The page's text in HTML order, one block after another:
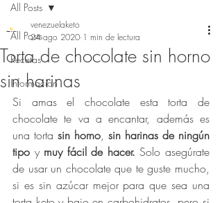
All Posts
Recetas
Información
All Posts
Torta de chocolate sin horno
sin harinas
venezuelaketo
24 ago 2020 1 min de lectura
Si amas el chocolate esta torta de
chocolate te va a encantar, además es
una torta sin horno, sin harinas de ningún
tipo y muy fácil de hacer. Solo asegúrate
de usar un chocolate que te guste mucho,
si es sin azúcar mejor para que sea una